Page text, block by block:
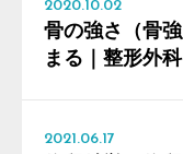
2020.10.02
骨の強さ（骨
まる｜整形外科
2021.06.17